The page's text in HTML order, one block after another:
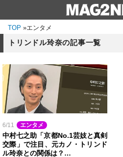
TOP »エンタメ
トリンドル玲奈の記事一覧
6/11 エンタメ
中村七之助「京都No.1芸妓と真剣
交際」で注目、元カノ・トリンド
ル玲奈との関係は？…